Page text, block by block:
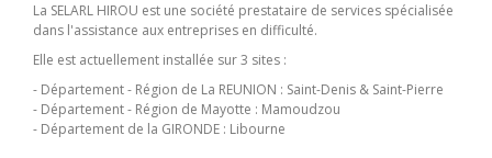
La SELARL HIROU est une société prestataire de services spécialisée
dans l'assistance aux entreprises en difficulté.
Elle est actuellement installée sur 3 sites :
- Département - Région de La REUNION : Saint-Denis & Saint-Pierre
- Département - Région de Mayotte : Mamoudzou
- Département de la GIRONDE : Libourne